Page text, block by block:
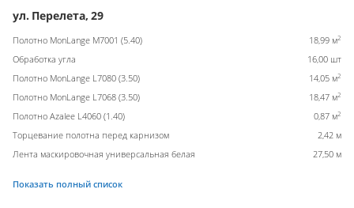
ул. Перелета, 29
Полотно MonLange M7001 (5.40) 18,99 м2
Обработка угла
16,00 шт
Полотно MonLange L7080 (3.50)
14,05 м2
Полотно MonLange L7068 (3.50) 18,47 м2
Полотно Azalee L4060 (1.40) 0,87 м2
Торцевание полотна перед карнизом
2,42 м
Лента маскировочная универсальная белая
27,50 м
Показать полный список